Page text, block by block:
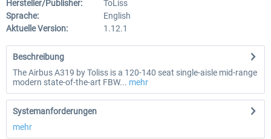
Hersteller/Publisher:
ToLiss
Sprache:
English
Aktuelle Version:
1.12.1
Beschreibung
The Airbus A319 by Toliss is a 120-140 seat single-aisle mid-range
modern state-of-the-art FBW... mehr
Systemanforderungen
mehr